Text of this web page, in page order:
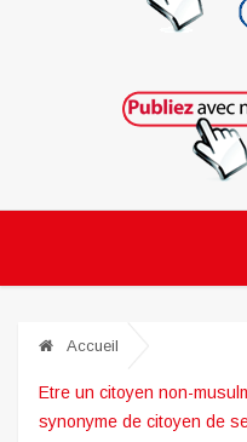
Accueil
Etre un citoyen non-
synonyme de citoyen de